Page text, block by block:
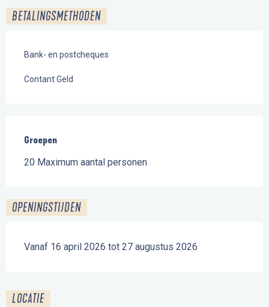
BETALINGSMETHODEN
Bank- en postcheques
Contant Geld
Groepen
Groepen
20 Maximum aantal personen
OPENINGSTIJDEN
Vanaf 16 april 2026 tot 27 augustus 2026
LOCATIE